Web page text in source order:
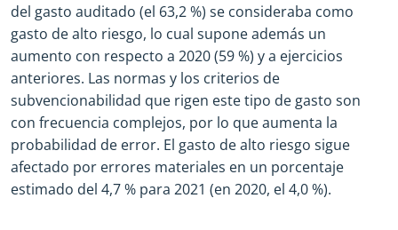
del gasto auditado (el 63,2 %) se consideraba como
gasto de alto riesgo, lo cual supone además un
aumento con respecto a 2020 (59 %) y a ejercicios
anteriores. Las normas y los criterios de
subvencionabilidad que rigen este tipo de gasto son
con frecuencia complejos, por lo que aumenta la
probabilidad de error. El gasto de alto riesgo sigue
afectado por errores materiales en un porcentaje
estimado del 4,7 % para 2021 (en 2020, el 4,0 %).